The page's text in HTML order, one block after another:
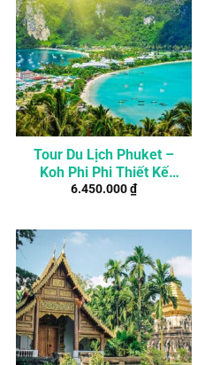
Tour Du Lịch Phuket –
Koh Phi Phi Thiết Kế
Riêng 4 Ngày 3 Đêm
6.450.000₫